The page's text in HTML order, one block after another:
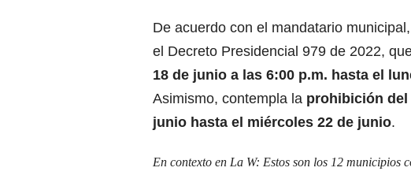
De acuerdo con el mandatario
el Decreto Presidencial 979 de 2022,
18 de junio a las 6:00 p.m. hasta el
Asimismo, contempla la prohibición del
junio hasta el miércoles 22 de junio.
En contexto en La W: Estos son los 12 municipios